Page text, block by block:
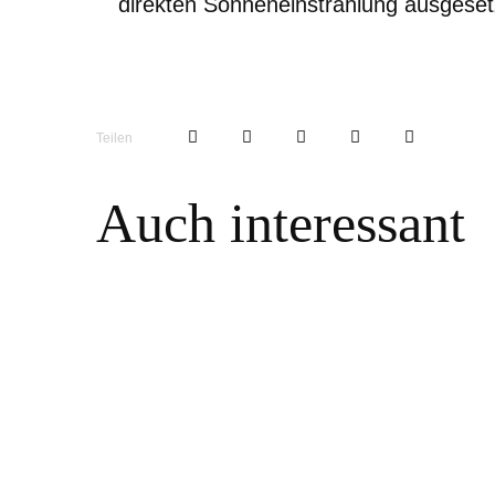
Teilen
Auch interessant